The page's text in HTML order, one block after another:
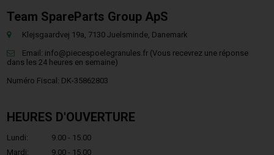
Team SpareParts Group ApS
Klejsgaardvej 19a, 7130 Juelsminde, Danemark
Email: info@piecespoelegranules.fr (Vous recevrez une réponse
dans les 24 heures en semaine)
Numéro Fiscal: DK-35862803
HEURES D'OUVERTURE
Lundi:
9.00 - 15.00
Mardi:
9.00 - 15.00